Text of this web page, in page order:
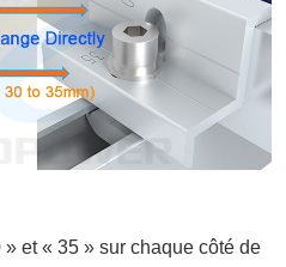
» et « 35 » sur chaque côté de